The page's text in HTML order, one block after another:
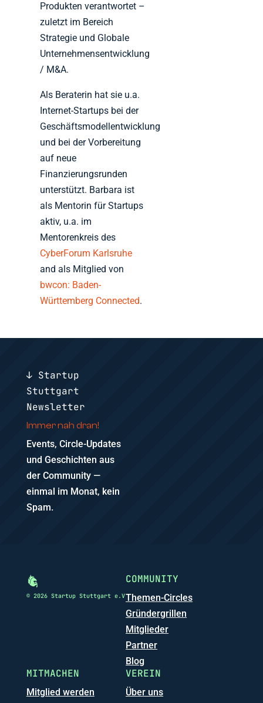
Produkten verantwortet –
zuletzt im Bereich
Strategie und Globale
Unternehmensentwicklung
/ M&A.
Als Beraterin hat sie u.a.
Internet-Startups bei der
Geschäftsmodellentwicklung
und bei der Vorbereitung
auf neue
Finanzierungsrunden
unterstützt. Barbara ist
als Mentorin für Startups
aktiv, u.a. im
Mentorenkreis des
CyberForum Karlsruhe
and als Mitglied von
bwcon: Baden-
Württemberg Connected.
↓ Startup
Stuttgart
Newsletter
Immer nah dran!
Events, Circle-Updates
und Geschichten aus
der Community —
einmal im Monat, kein
Spam.
© 2026 Startup Stuttgart e.V
COMMUNITY
Themen-Circles
Gründergrillen
Mitglieder
Partner
Blog
MITMACHEN
Mitglied werden
VEREIN
Über uns